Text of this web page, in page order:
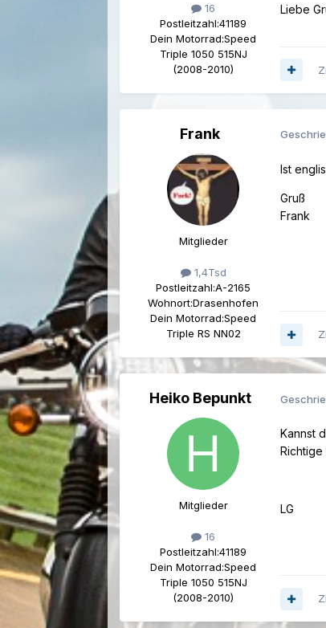
16
Postleitzahl:41189
Dein Motorrad:Speed
Triple 1050 515NJ
(2008-2010)
Liebe
Frank
Mitglieder
1,4Tsd
Postleitzahl:A-2165
Wohnort:Drasenhofen
Dein Motorrad:Speed
Triple RS NN02
Ist
Gruß
Frank
Heiko Bepunkt
Mitglieder
16
Postleitzahl:41189
Dein Motorrad:Speed
Triple 1050 515NJ
(2008-2010)
Kannst
LG